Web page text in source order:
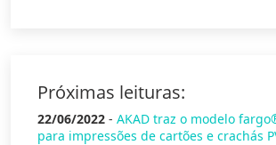
Próximas leituras:
22/06/2022 - AKAD traz o modelo
para impressões de cartões e crachás